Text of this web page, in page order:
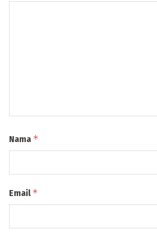
Nama *
Email*